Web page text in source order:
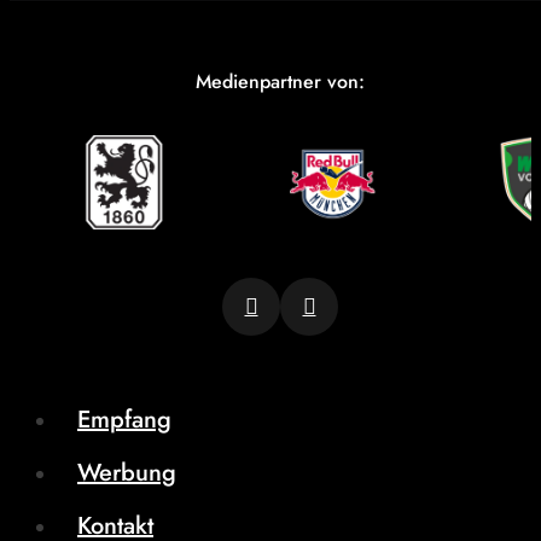
Medienpartner von:
Empfang
Werbung
Kontakt